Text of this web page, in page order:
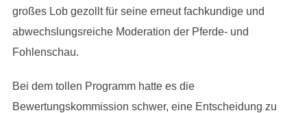
großes Lob gezollt für seine erneut fachkundige und
abwechslungsreiche Moderation der Pferde- und
Fohlenschau.
Bei dem tollen Programm hatte es die
Bewertungskommission schwer, eine Entscheidung zu